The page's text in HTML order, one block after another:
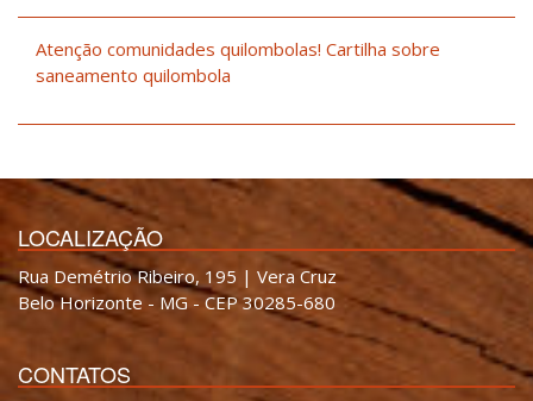
Atenção comunidades quilombolas! Cartilha sobre
saneamento quilombola
LOCALIZAÇÃO
Rua Demétrio Ribeiro, 195 | Vera Cruz
Belo Horizonte - MG - CEP 30285-680
CONTATOS